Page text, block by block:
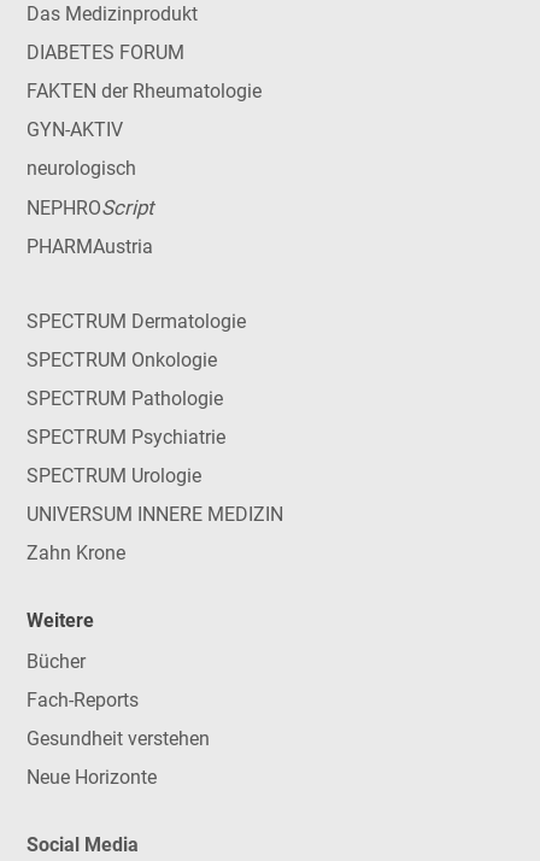
Das Medizinprodukt
DIABETES FORUM
FAKTEN der Rheumatologie
GYN-AKTIV
neurologisch
NEPHROScript
PHARMAustria
SPECTRUM Dermatologie
SPECTRUM Onkologie
SPECTRUM Pathologie
SPECTRUM Psychiatrie
SPECTRUM Urologie
UNIVERSUM INNERE MEDIZIN
Zahn Krone
Weitere
Bücher
Fach-Reports
Gesundheit verstehen
Neue Horizonte
Social Media